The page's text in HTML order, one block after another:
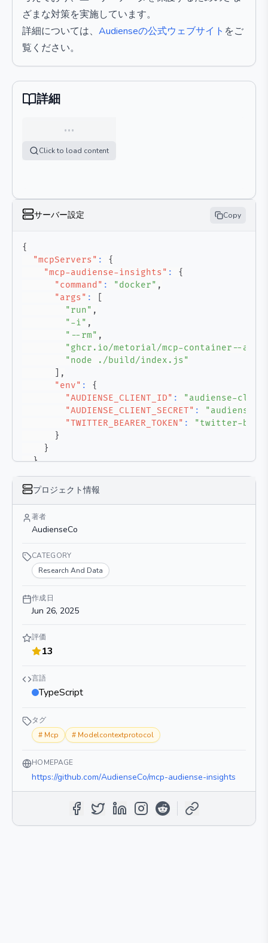
ざまな対策を実施しています。
詳細については、 Audienseの公式ウェブサイト をご
覧ください。
詳細
…
Click to load content
サーバー設定 Copy
{
"mcpServers" :
{
"mcp-audiense-insights" :
{
"command" : "docker" ,
"args" :
"run" ,
"-i" ,
"--rm" ,
"ghcr.io/metorial/mcp-container--
"node ./build/index.js"
,
"env" :
{
"AUDIENSE_CLIENT_ID" :
"audiense-
"AUDIENSE_CLIENT_SECRET" :
"audiense-
"TWITTER_BEARER_TOKEN" :
"twitter-
}
}
}
プロジェクト情報
著者
AudienseCo
CATEGORY
Research And Data
作成日
Jun 26, 2025
評価
13
言語
TypeScript
タグ
# Mcp # Modelcontextprotocol
HOMEPAGE
https://github.com/AudienseCo/mcp-audiense-insights